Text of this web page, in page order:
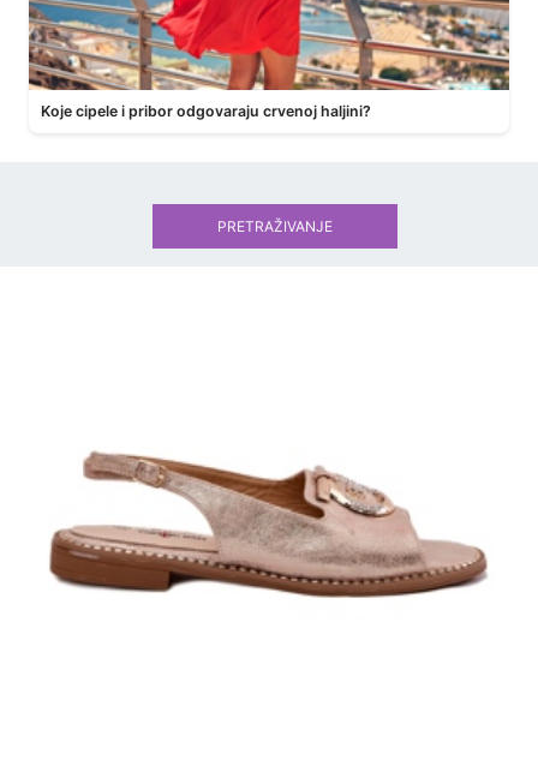
Koje cipele i pribor odgovaraju crvenoj haljini?
PRETRAŽIVANJE